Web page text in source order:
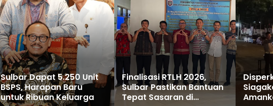
Sulbar Dapat 5.250 Unit
BSPS, Harapan Baru
untuk Ribuan Keluarga
Finalisasi RTLH 2026,
Sulbar Pastikan Bantuan
Tepat Sasaran di